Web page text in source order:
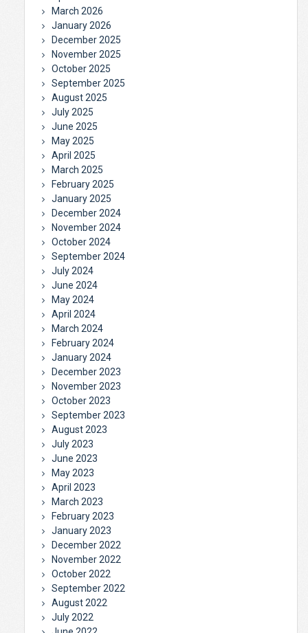
March 2026
January 2026
December 2025
November 2025
October 2025
September 2025
August 2025
July 2025
June 2025
May 2025
April 2025
March 2025
February 2025
January 2025
December 2024
November 2024
October 2024
September 2024
July 2024
June 2024
May 2024
April 2024
March 2024
February 2024
January 2024
December 2023
November 2023
October 2023
September 2023
August 2023
July 2023
June 2023
May 2023
April 2023
March 2023
February 2023
January 2023
December 2022
November 2022
October 2022
September 2022
August 2022
July 2022